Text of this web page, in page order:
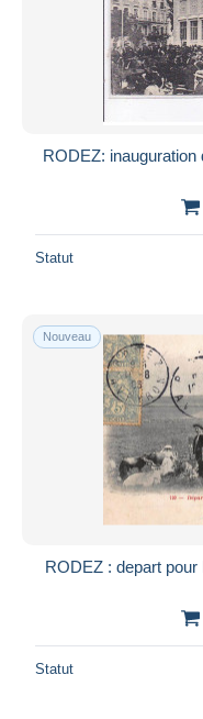
RODEZ: inauguration
Statut
Nouveau
RODEZ : depart
Statut